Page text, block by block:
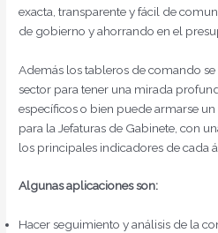
exacta, transparente y fácil de
de gobierno y ahorrando en el
Además los tableros de comando
sector para tener una mirada
específicos o bien puede armarse
para la Jefaturas de Gabinete, con
los principales indicadores de cada
Algunas aplicaciones son:
Hacer seguimiento y análisis de la